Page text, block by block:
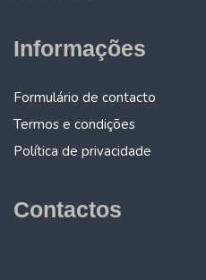
Informações
Formulário de contacto
Termos e condições
Política de privacidade
Contactos